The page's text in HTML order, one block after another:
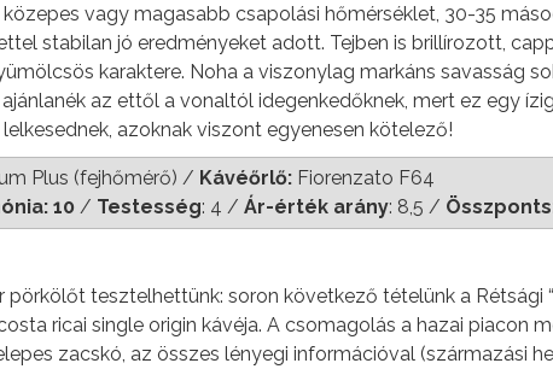
vagy magasabb csapolási hőmérséklet, 30-35
stabilan jó eredményeket adott. Tejben is brillírozott,
karaktere. Noha a viszonylag markáns savasság
az ettől a vonaltól idegenkedőknek, mert ez egy
azoknak viszont egyenesen kötelező!
Plus (fejhőmérő) / Kávéőrlő: Fiorenzato F64
10 / Testesség: 4 / Ár-érték arány: 8,5 /
pörkölőt tesztelhettünk: soron következő tételünk a Rétsági
ricai single origin kávéja. A csomagolás a hazai piacon
zacskó, az összes lényegi információval (származási